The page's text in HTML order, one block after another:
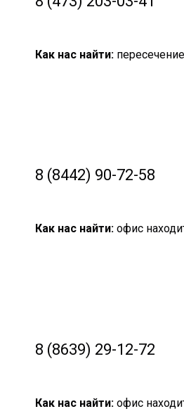
Как нас найти:
8 (8442) 90-72-58
Как нас найти: офис
8 (8639) 29-12-72
Как нас найти: офис